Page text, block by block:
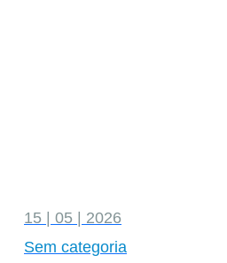
15 | 05 | 2026
Sem categoria